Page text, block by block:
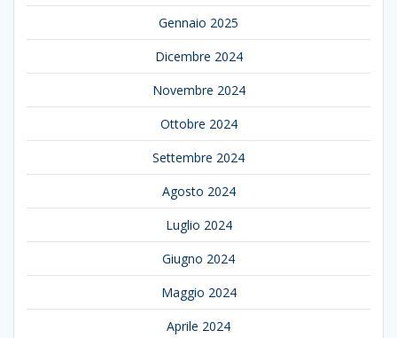
Gennaio 2025
Dicembre 2024
Novembre 2024
Ottobre 2024
Settembre 2024
Agosto 2024
Luglio 2024
Giugno 2024
Maggio 2024
Aprile 2024